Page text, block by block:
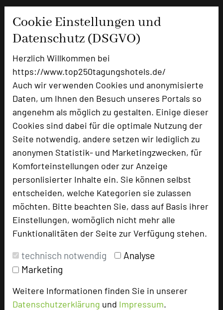
Cookie Einstellungen und
Datenschutz (DSGVO)
Herzlich Willkommen bei
https://www.top250tagungshotels.de/
Auch wir verwenden Cookies und anonymisierte
Daten, um Ihnen den Besuch unseres Portals so
angenehm als möglich zu gestalten. Einige dieser
Cookies sind dabei für die optimale Nutzung der
Seite notwendig, andere setzen wir lediglich zu
anonymen Statistik- und Marketingzwecken, für
Komforteinstellungen oder zur Anzeige
personlisierter Inhalte ein. Sie können selbst
entscheiden, welche Kategorien sie zulassen
möchten. Bitte beachten Sie, dass auf Basis ihrer
Einstellungen, womöglich nicht mehr alle
Funktionalitäten der Seite zur Verfügung stehen.
technisch notwendig
Analyse
Marketing
Weitere Informationen finden Sie in unserer
Datenschutzerklärung und Impressum.
Bewertung
Tagungsleiter
Tagungsteilnehmer
Hotel bewerten
Hoteldaten
Max. Tagungskapazität (Personen)
U-Form
35
Parlamentarisch
Reihenbestuhlung
130
Zimmer
Doppelzimmer
Einzelzimmer
Suiten